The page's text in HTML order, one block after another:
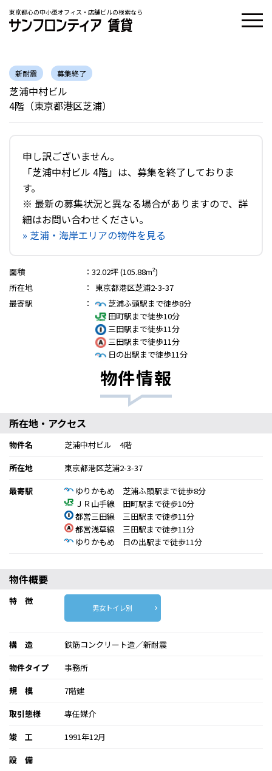
東京都心の中小型オフィス・店舗ビルの検索なら
新耐震 募集終了
芝浦中村ビル
4階（東京都港区芝浦）
申し訳ございません。
「芝浦中村ビル 4階」は、募集を終了しておりま
す。
※ 最新の募集状況と異なる場合がありますので、詳
細はお問い合わせください。
» 芝浦・海岸エリアの物件を見る
面積 ： 32.02坪 (105.88m²)
所在地
：
東京都港区芝浦2-3-37
最寄駅
：
芝浦ふ頭駅まで徒歩8分
田町駅まで徒歩10分
三田駅まで徒歩11分
三田駅まで徒歩11分
日の出駅まで徒歩11分
物件情報
所在地・アクセス
物件名
芝浦中村ビル 4階
所在地
東京都港区芝浦2-3-37
最寄駅
ゆりかもめ 芝浦ふ頭駅まで徒歩8分
ＪＲ山手線 田町駅まで徒歩10分
都営三田線 三田駅まで徒歩11分
都営浅草線 三田駅まで徒歩11分
ゆりかもめ 日の出駅まで徒歩11分
物件概要
特 徴
男女トイレ別
構 造
鉄筋コンクリート造／新耐震
物件タイプ
事務所
規 模
7階建
取引態様
専任媒介
竣 工
1991年12月
設 備